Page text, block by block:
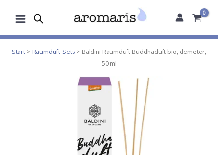
Inhalt
Start > Raumduft-Sets > Baldini Raumduft Buddhaduft bio, demeter,
50 ml